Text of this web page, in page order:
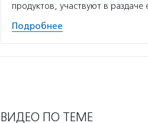
продуктов, участвуют в
Подробнее
ВИДЕО ПО ТЕМЕ